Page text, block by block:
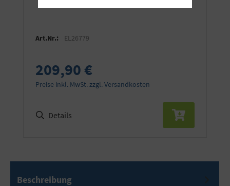
Art.Nr.: EL26779
209,90 €
Preise inkl. MwSt. zzgl. Versandkosten
Details
Beschreibung